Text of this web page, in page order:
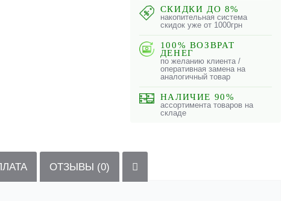
СКИДКИ ДО 8%
накопительная система
скидок уже от 1000грн
100% ВОЗВРАТ
ДЕНЕГ
по желанию клиента /
оперативная замена на
аналогичный товар
НАЛИЧИЕ 90%
ассортимента товаров на
складе
ОТЗЫВЫ (0)